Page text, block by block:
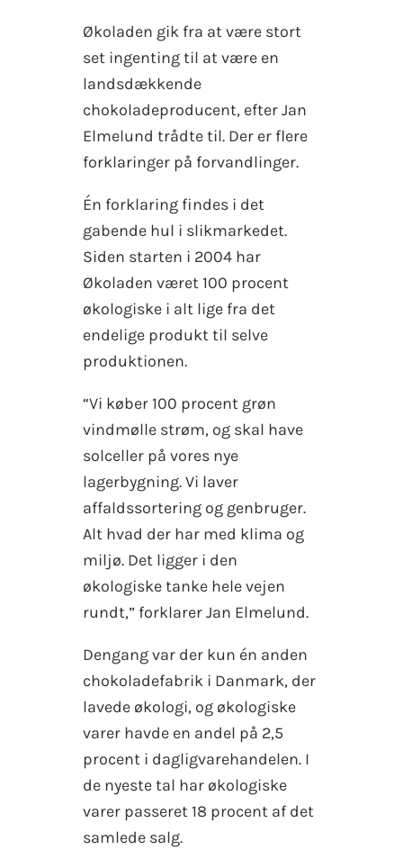
Økoladen gik fra at være stort
set ingenting til at være en
landsdækkende
chokoladeproducent, efter Jan
Elmelund trådte til. Der er flere
forklaringer på forvandlinger.
Én forklaring findes i det
gabende hul i slikmarkedet.
Siden starten i 2004 har
Økoladen været 100 procent
økologiske i alt lige fra det
endelige produkt til selve
produktionen.
“Vi køber 100 procent grøn
vindmølle strøm, og skal have
solceller på vores nye
lagerbygning. Vi laver
affaldssortering og genbruger.
Alt hvad der har med klima og
miljø. Det ligger i den
økologiske tanke hele vejen
rundt,” forklarer Jan Elmelund.
Dengang var der kun én anden
chokoladefabrik i Danmark, der
lavede økologi, og økologiske
varer havde en andel på 2,5
procent i dagligvarehandelen. I
de nyeste tal har økologiske
varer passeret 18 procent af det
samlede salg.